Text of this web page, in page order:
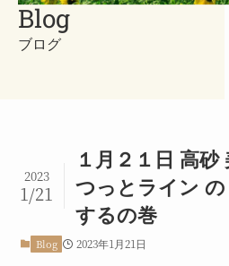
Blog
ブログ
１月２１日 高
つっとライン
するの巻
2023
1/21
Blog 2023年1月21日